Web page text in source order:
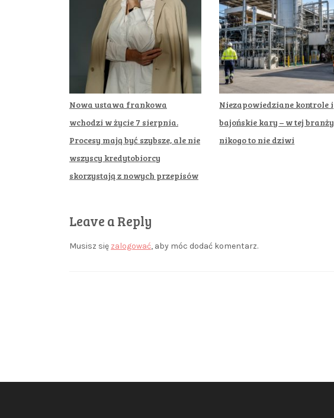
Nowa ustawa frankowa
wchodzi w życie 7 sierpnia.
Procesy mają być szybsze, ale nie
wszyscy kredytobiorcy
skorzystają z nowych przepisów
Niezapowiedziane kontrole i
bajońskie kary – w tej branży
nikogo to nie dziwi
Leave a Reply
Musisz się zalogować, aby móc dodać komentarz.